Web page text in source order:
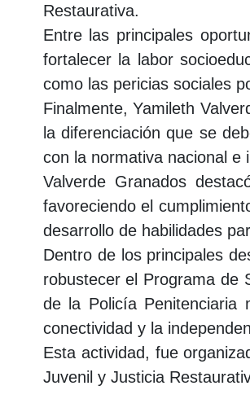
Restaurativa.
Entre las principales
fortalecer la labor
como las pericias sociales
Finalmente, Yamileth
la diferenciación que se
con la normativa nacional e
Valverde Granados
favoreciendo el
desarrollo de habilidades
Dentro de los principales
robustecer el Programa de
de la Policía Penitenciaria
conectividad y la
Esta actividad, fue
Juvenil y Justicia